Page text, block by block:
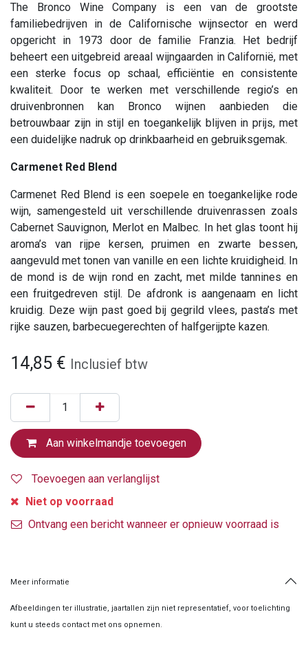
The Bronco Wine Company is een van de grootste
familiebedrijven in de Californische wijnsector en werd
opgericht in 1973 door de familie Franzia. Het bedrijf
beheert een uitgebreid areaal wijngaarden in Californië, met
een sterke focus op schaal, efficiëntie en consistente
kwaliteit. Door te werken met verschillende regio’s en
druivenbronnen kan Bronco wijnen aanbieden die
betrouwbaar zijn in stijl en toegankelijk blijven in prijs, met
een duidelijke nadruk op drinkbaarheid en gebruiksgemak.
Carmenet Red Blend
Carmenet Red Blend is een soepele en toegankelijke rode
wijn, samengesteld uit verschillende druivenrassen zoals
Cabernet Sauvignon, Merlot en Malbec. In het glas toont hij
aroma’s van rijpe kersen, pruimen en zwarte bessen,
aangevuld met tonen van vanille en een lichte kruidigheid. In
de mond is de wijn rond en zacht, met milde tannines en
een fruitgedreven stijl. De afdronk is aangenaam en licht
kruidig. Deze wijn past goed bij gegrild vlees, pasta’s met
rijke sauzen, barbecuegerechten of halfgerijpte kazen.
14,85 € Inclusief btw
Aan winkelmandje toevoegen
Toevoegen aan verlanglijst
Niet op voorraad
Ontvang een bericht wanneer er opnieuw voorraad is
Meer informatie
Afbeeldingen ter illustratie, jaartallen zijn niet representatief, voor toelichting
kunt u steeds contact met ons opnemen.